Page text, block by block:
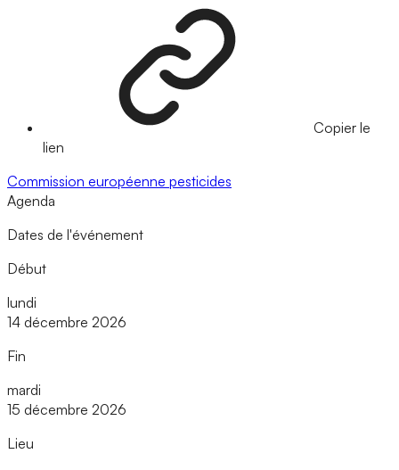
Copier le
lien
Commission européenne pesticides
Agenda
Dates de l'événement
Début
lundi
14 décembre 2026
Fin
mardi
15 décembre 2026
Lieu